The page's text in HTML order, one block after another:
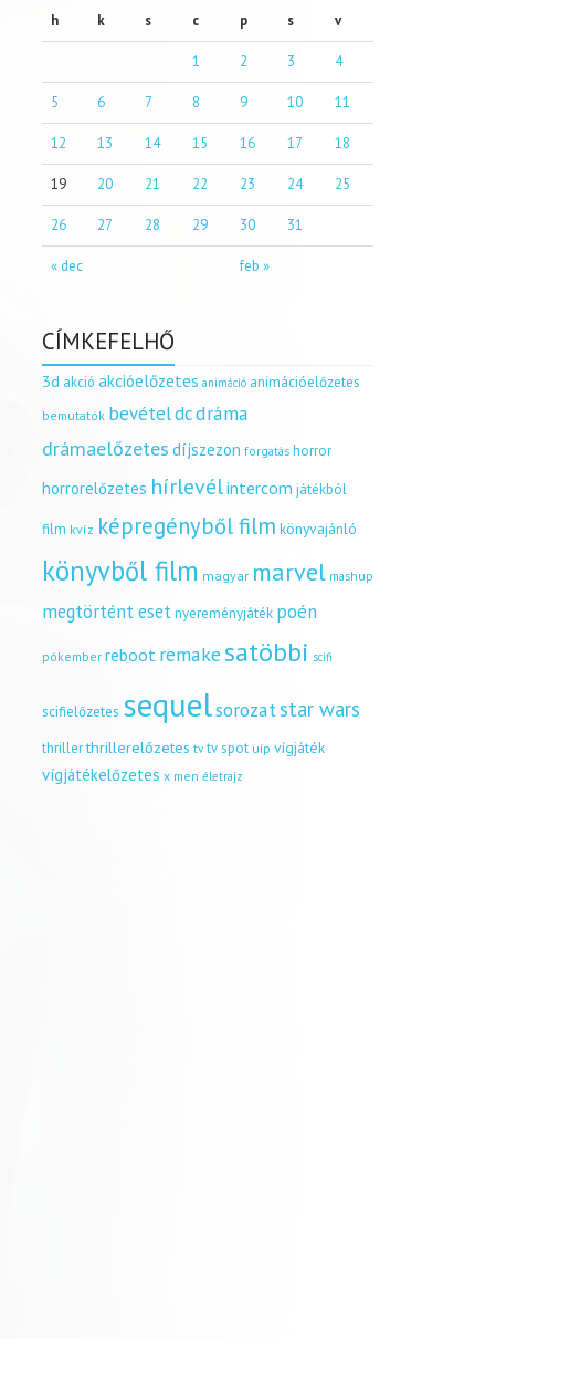
h
k s c p s v
« dec feb »
1 2 3 4
5 6 7 8 9 10 11
12 13 14 15 16 17 18
19 20 21 22 23 24 25
26 27 28 29 30 31
CÍMKEFELHŐ
3d akció akcióelőzetes animáció animációelőzetes
bemutatók bevételdcdráma
drámaelőzetes díjszezon forgatás horror
horrorelőzetes hírlevélintercom játékból
film kvíz képregényből film könyvajánló
könyvből film magyar marvel mashup
megtörtént esetnyereményjáték poén
pókember reboot remakesatöbbi scifi
scifielőzetes sequelsorozatstar wars
thrillerthrillerelőzetes tv tv spot uip vígjáték
vígjátékelőzetes x men életrajz